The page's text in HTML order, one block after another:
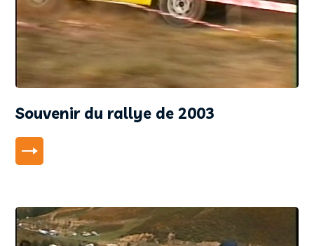
Souvenir du rallye de 2003